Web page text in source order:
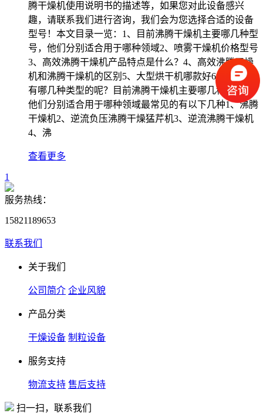
腾干燥机使用说明书的描述等，如果您对此设备感兴
趣，请联系我们进行咨询，我们会为您选择合适的设备
型号！本文目录一览：1、目前沸腾干燥机主要哪几种型
号，他们分别适合用于哪种领域2、喷雾干燥机价格型号
3、高效沸腾干燥机产品特点是什么？4、高效沸腾干燥
机和沸腾干燥机的区别5、大型烘干机哪款好6、干燥机
有哪几种类型的呢？目前沸腾干燥机主要哪几种型号，
他们分别适合用于哪种领域最常见的有以下几种1、沸腾
干燥机2、逆流负压沸腾干燥猛芹机3、逆流沸腾干燥机
4、沸
查看更多
1
服务热线：
15821189653
联系我们
关于我们
公司简介 企业风貌
产品分类
干燥设备 制粒设备
服务支持
物流支持 售后支持
扫一扫，联系我们